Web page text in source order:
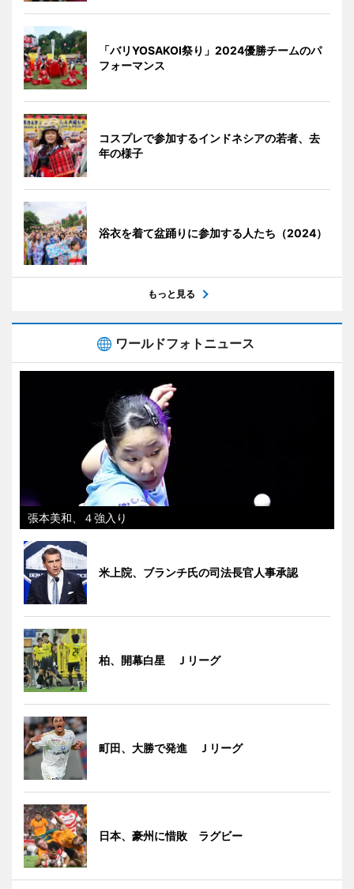
「バリYOSAKOI祭り」2024優勝チームのパ
フォーマンス
コスプレで参加するインドネシアの若者、去
年の様子
浴衣を着て盆踊りに参加する人たち（2024）
もっと見る
ワールドフォトニュース
張本美和、４強入り
米上院、ブランチ氏の司法長官人事承認
柏、開幕白星 Ｊリーグ
町田、大勝で発進 Ｊリーグ
日本、豪州に惜敗 ラグビー